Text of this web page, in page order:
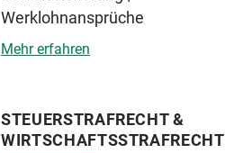
Werklohnansprüche
Mehr erfahren
STEUERSTRAFRECHT &
WIRTSCHAFTSSTRAFRECHT